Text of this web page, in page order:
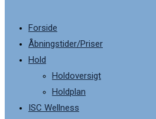
Forside
Åbningstider/Priser
Hold
Holdoversigt
Holdplan
ISC Wellness